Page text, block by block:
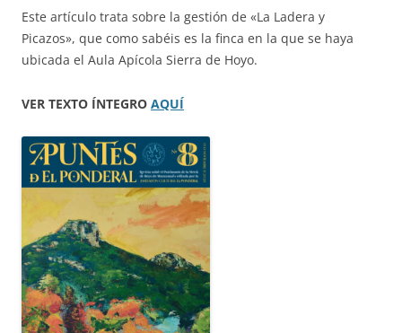
Este artículo trata sobre la gestión de «La Ladera y
Picazos», que como sabéis es la finca en la que se haya
ubicada el Aula Apícola Sierra de Hoyo.
VER TEXTO ÍNTEGRO AQUÍ